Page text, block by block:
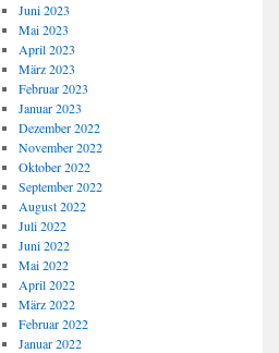
Juni 2023
Mai 2023
April 2023
März 2023
Februar 2023
Januar 2023
Dezember 2022
November 2022
Oktober 2022
September 2022
August 2022
Juli 2022
Juni 2022
Mai 2022
April 2022
März 2022
Februar 2022
Januar 2022